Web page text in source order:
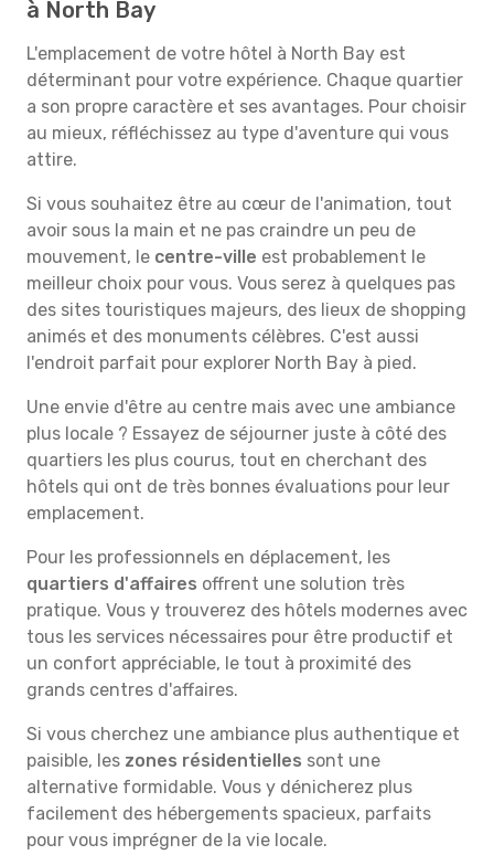
à North Bay
L'emplacement de votre hôtel à North Bay est
déterminant pour votre expérience. Chaque quartier
a son propre caractère et ses avantages. Pour choisir
au mieux, réfléchissez au type d'aventure qui vous
attire.
Si vous souhaitez être au cœur de l'animation, tout
avoir sous la main et ne pas craindre un peu de
mouvement, le centre-ville est probablement le
meilleur choix pour vous. Vous serez à quelques pas
des sites touristiques majeurs, des lieux de shopping
animés et des monuments célèbres. C'est aussi
l'endroit parfait pour explorer North Bay à pied.
Une envie d'être au centre mais avec une ambiance
plus locale ? Essayez de séjourner juste à côté des
quartiers les plus courus, tout en cherchant des
hôtels qui ont de très bonnes évaluations pour leur
emplacement.
Pour les professionnels en déplacement, les
quartiers d'affaires offrent une solution très
pratique. Vous y trouverez des hôtels modernes avec
tous les services nécessaires pour être productif et
un confort appréciable, le tout à proximité des
grands centres d'affaires.
Si vous cherchez une ambiance plus authentique et
paisible, les zones résidentielles sont une
alternative formidable. Vous y dénicherez plus
facilement des hébergements spacieux, parfaits
pour vous imprégner de la vie locale.